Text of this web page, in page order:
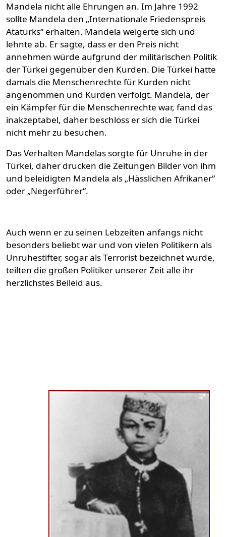
Mandela nicht alle Ehrungen an. Im Jahre 1992
sollte Mandela den „Internationale Friedenspreis
Atatürks“ erhalten. Mandela weigerte sich und
lehnte ab. Er sagte, dass er den Preis nicht
annehmen würde aufgrund der militärischen Politik
der Türkei gegenüber den Kurden. Die Türkei hatte
damals die Menschenrechte für Kurden nicht
angenommen und Kurden verfolgt. Mandela, der
ein Kämpfer für die Menschenrechte war, fand das
inakzeptabel, daher beschloss er sich die Türkei
nicht mehr zu besuchen.
Das Verhalten Mandelas sorgte für Unruhe in der
Türkei, daher drucken die Zeitungen Bilder von ihm
und beleidigten Mandela als „Hässlichen Afrikaner“
oder „Negerführer“.
Auch wenn er zu seinen Lebzeiten anfangs nicht
besonders beliebt war und von vielen Politikern als
Unruhestifter, sogar als Terrorist bezeichnet wurde,
teilten die großen Politiker unserer Zeit alle ihr
herzlichstes Beileid aus.